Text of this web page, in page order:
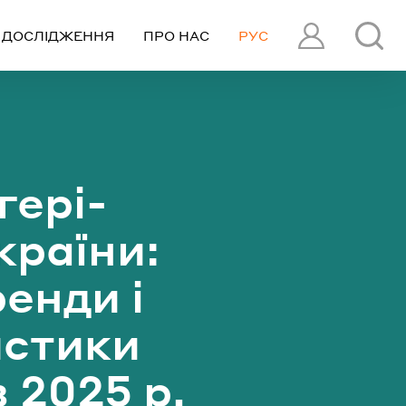
ПРОФІЛЬ
РУС
ДОСЛІДЖЕННЯ ПРО НАС
і
2025 р.
в